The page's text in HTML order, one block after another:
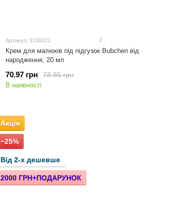
Артикул: 3100021 2
Крем для малюків під підгузок Bubchen від
народження, 20 мл
78.85 грн
70.97 грн
В наявності
Акція
−25%
Від 2-х дешевше
2000 ГРН+ПОДАРУНОК